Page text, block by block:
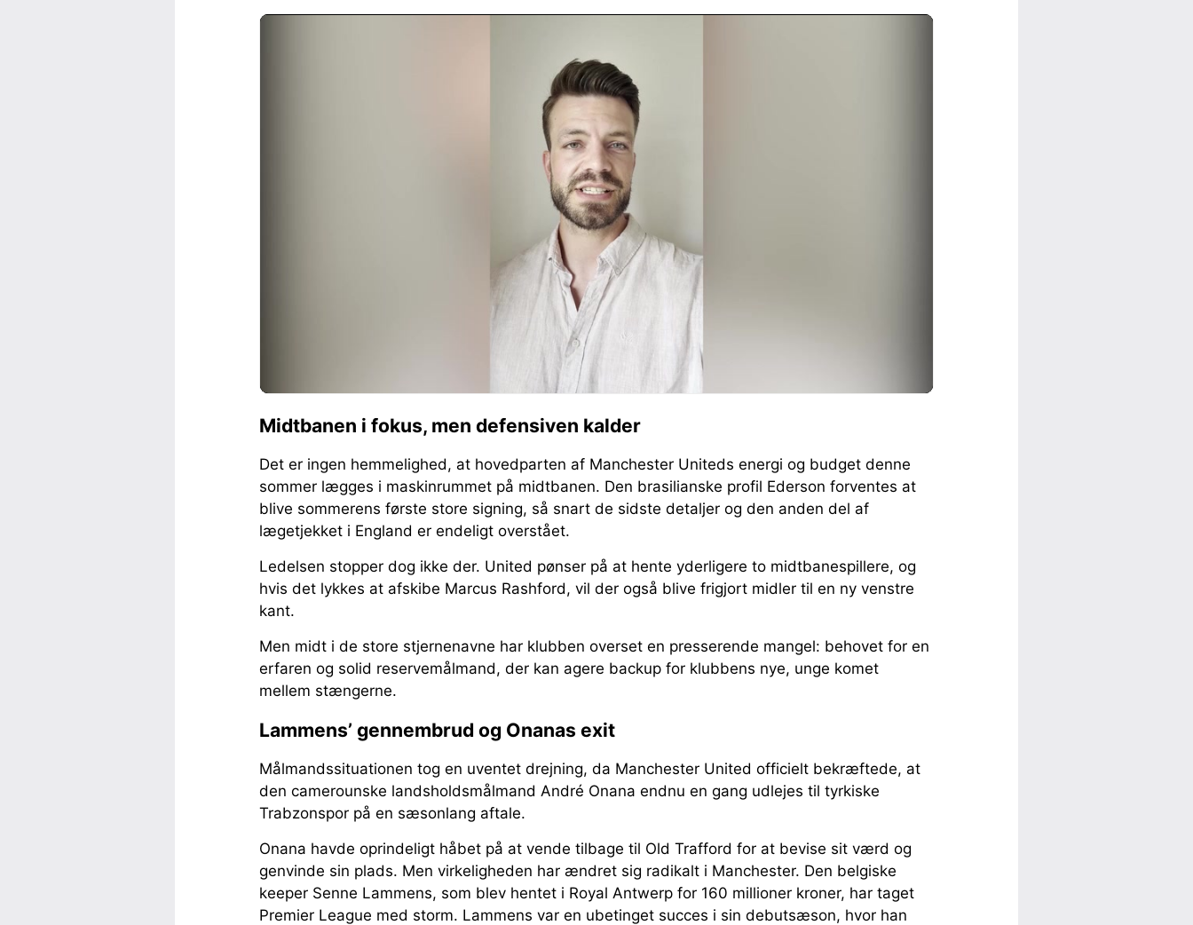
Midtbanen i fokus, men defensiven kalder
Det er ingen hemmelighed, at hovedparten af Manchester Uniteds energi og budget denne
sommer lægges i maskinrummet på midtbanen. Den brasilianske profil Ederson forventes at
blive sommerens første store signing, så snart de sidste detaljer og den anden del af
lægetjekket i England er endeligt overstået.
Ledelsen stopper dog ikke der. United pønser på at hente yderligere to midtbanespillere, og
hvis det lykkes at afskibe Marcus Rashford, vil der også blive frigjort midler til en ny venstre
kant.
Men midt i de store stjernenavne har klubben overset en presserende mangel: behovet for en
erfaren og solid reservemålmand, der kan agere backup for klubbens nye, unge komet
mellem stængerne.
Lammens’ gennembrud og Onanas exit
Målmandssituationen tog en uventet drejning, da Manchester United officielt bekræftede, at
den camerounske landsholdsmålmand André Onana endnu en gang udlejes til tyrkiske
Trabzonspor på en sæsonlang aftale.
Onana havde oprindeligt håbet på at vende tilbage til Old Trafford for at bevise sit værd og
genvinde sin plads. Men virkeligheden har ændret sig radikalt i Manchester. Den belgiske
keeper Senne Lammens, som blev hentet i Royal Antwerp for 160 millioner kroner, har taget
Premier League med storm. Lammens var en ubetinget succes i sin debutsæson, hvor han